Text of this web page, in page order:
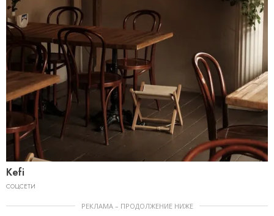
Kefi
СОЦСЕТИ
РЕКЛАМА – ПРОДОЛЖЕНИЕ НИЖЕ